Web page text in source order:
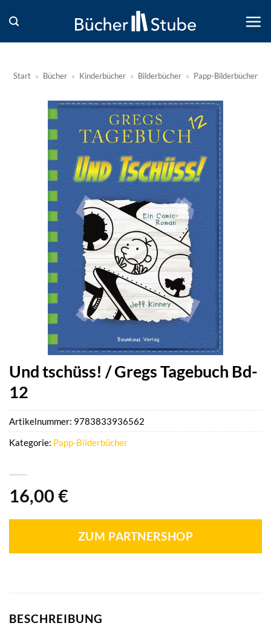
Inhalt
springen
Start » Bücher » Kinderbücher » Bilderbücher » Papp-Bilderbücher
Und tschüss! / Gregs Tagebuch Bd-
12
16,00 €
ZUM PARTNERSHOP
Artikelnummer: 9783833936562
Kategorie: Papp-Bilderbücher
BESCHREIBUNG